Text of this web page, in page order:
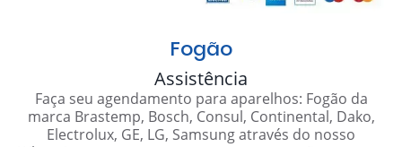
Fogão
Assistência
Faça seu agendamento para aparelhos: Fogão da
marca Brastemp, Bosch, Consul, Continental, Dako,
Electrolux, GE, LG, Samsung através do nosso